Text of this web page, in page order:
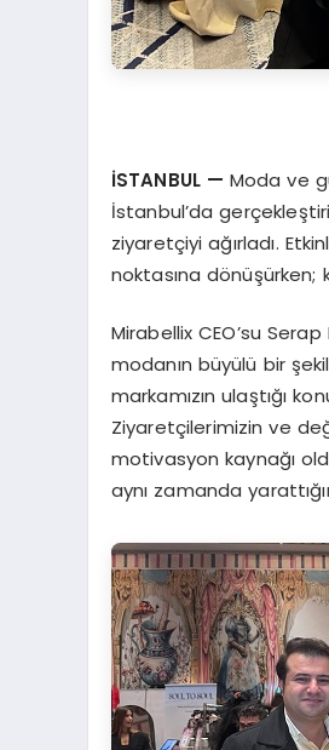
İSTANBUL — Moda ve
İstanbul’da
ziyaretçiyi ağırladı.
noktasına dönüşürken;
Mirabellix CEO’su
modanın büyülü bir
markamızın ulaştığı
Ziyaretçilerimizin ve
motivasyon kaynağı
aynı zamanda